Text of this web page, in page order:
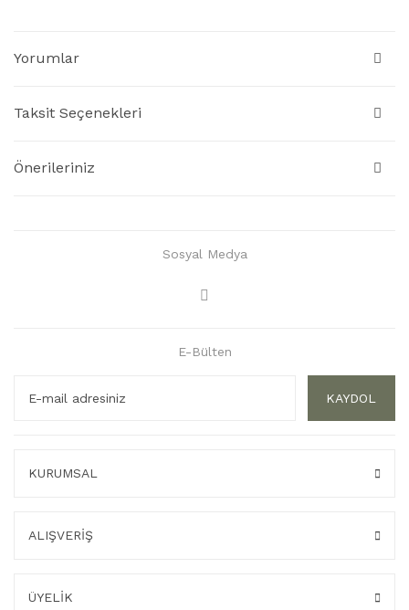
Yorumlar
Taksit Seçenekleri
Önerileriniz
Sosyal Medya
E-Bülten
KAYDOL
KURUMSAL
ALIŞVERİŞ
ÜYELİK